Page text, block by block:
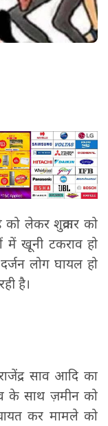
लेकर शुक्रवार को
में खूनी टकराव हो
लोग घायल हो
है।
साव आदि का
के साथ ज़मीन को
कर मामले को